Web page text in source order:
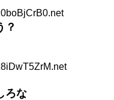
？
ろな